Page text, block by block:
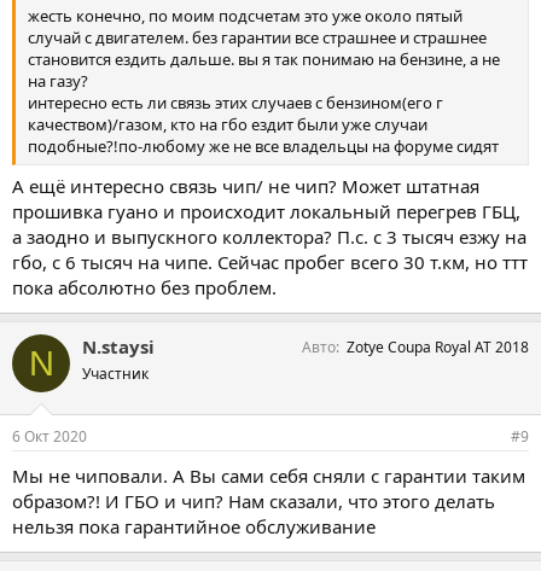
жесть конечно, по моим подсчетам это уже около пятый
случай с двигателем. без гарантии все страшнее и страшнее
становится ездить дальше. вы я так понимаю на бензине, а не
на газу?
интересно есть ли связь этих случаев с бензином(его г
качеством)/газом, кто на гбо ездит были уже случаи
подобные?!по-любому же не все владельцы на форуме сидят
А ещё интересно связь чип/ не чип? Может штатная
прошивка гуано и происходит локальный перегрев ГБЦ,
а заодно и выпускного коллектора? П.с. с 3 тысяч езжу на
гбо, с 6 тысяч на чипе. Сейчас пробег всего 30 т.км, но ттт
пока абсолютно без проблем.
N N.staysi
Участник
Авто Zotye Coupa Royal AT 2018
6 Окт 2020 #9
Мы не чиповали. А Вы сами себя сняли с гарантии таким
образом?! И ГБО и чип? Нам сказали, что этого делать
нельзя пока гарантийное обслуживание